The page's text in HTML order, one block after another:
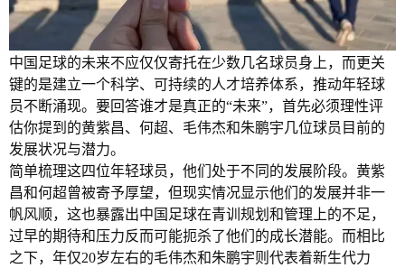
中国足球的未来不应仅仅寄托在少数几名球员身上，而更关
键的是建立一个科学、可持续的人才培养体系，推动年轻球
员不断涌现。要回答谁才是真正的“未来”，首先必须理性评
估你提到的黄紫昌、何超、毛伟杰和朱鹏宇几位球员目前的
发展状况与潜力。
简单梳理这四位年轻球员，他们处于不同的发展阶段。黄紫
昌和何超曾被寄予厚望，但现实情况显示他们的发展并非一
帆风顺，这也暴露出中国足球在青训规划和管理上的不足，
过早的期待和压力反而可能扼杀了他们的成长潜能。而相比
之下，年仅20岁左右的毛伟杰和朱鹏宇则代表着新生代力